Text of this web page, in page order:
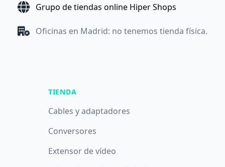
Grupo de tiendas online Hiper Shops
Oficinas en Madrid: no tenemos tienda física.
TIENDA
Cables y adaptadores
Conversores
Extensor de vídeo